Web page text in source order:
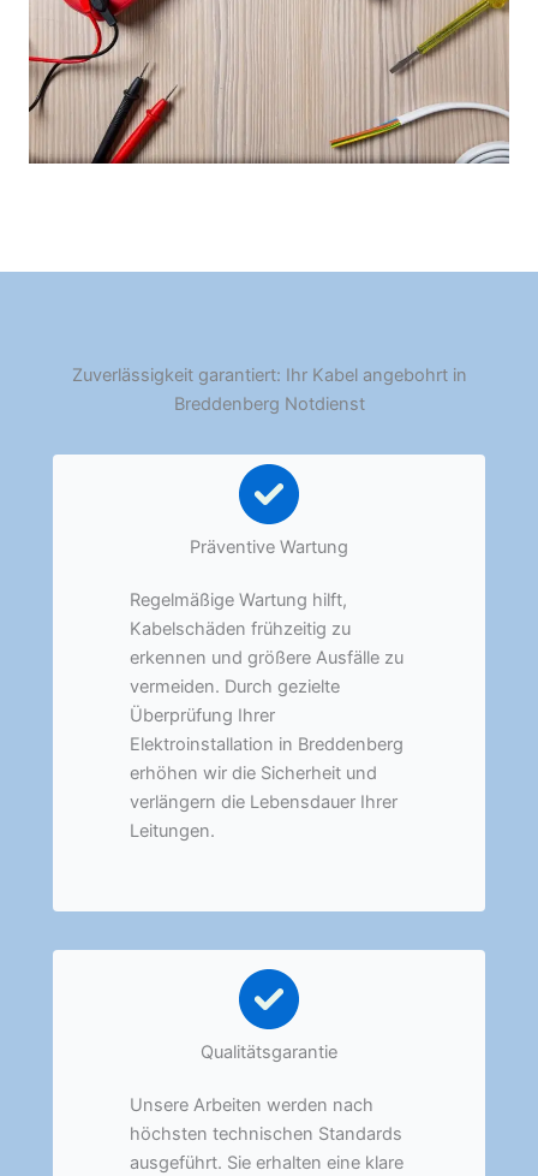
Zuverlässigkeit garantiert: Ihr Kabel angebohrt in
Breddenberg Notdienst
Präventive Wartung
Regelmäßige Wartung hilft,
Kabelschäden frühzeitig zu
erkennen und größere Ausfälle zu
vermeiden. Durch gezielte
Überprüfung Ihrer
Elektroinstallation in Breddenberg
erhöhen wir die Sicherheit und
verlängern die Lebensdauer Ihrer
Leitungen.
Qualitätsgarantie
Unsere Arbeiten werden nach
höchsten technischen Standards
ausgeführt. Sie erhalten eine klare